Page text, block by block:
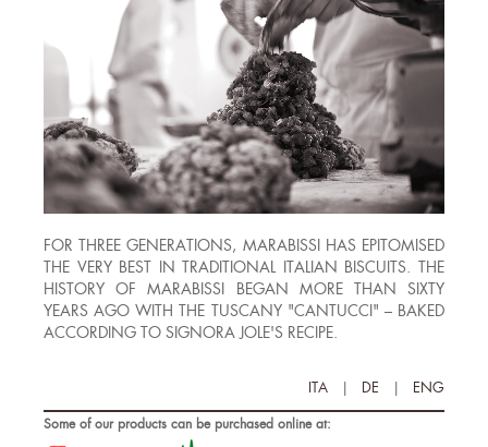
FOR THREE GENERATIONS, MARABISSI HAS EPITOMISED
THE VERY BEST IN TRADITIONAL ITALIAN BISCUITS. THE
HISTORY OF MARABISSI BEGAN MORE THAN SIXTY
YEARS AGO WITH THE TUSCANY "CANTUCCI" – BAKED
ACCORDING TO SIGNORA JOLE'S RECIPE.
ITA | DE | ENG
Some of our products can be purchased online at: